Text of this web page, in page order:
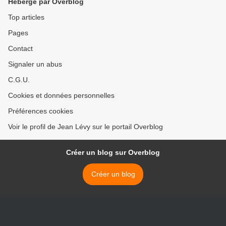
Top articles
Pages
Contact
Signaler un abus
C.G.U.
Cookies et données personnelles
Préférences cookies
Voir le profil de Jean Lévy sur le portail Overblog
Créer un blog sur Overblog
Créer un blog